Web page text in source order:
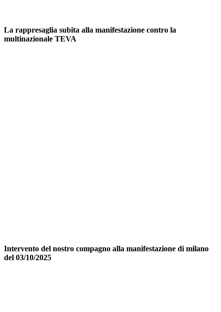
La rappresaglia subita alla manifestazione contro la
multinazionale TEVA
Intervento del nostro compagno alla manifestazione di milano
del 03/10/2025